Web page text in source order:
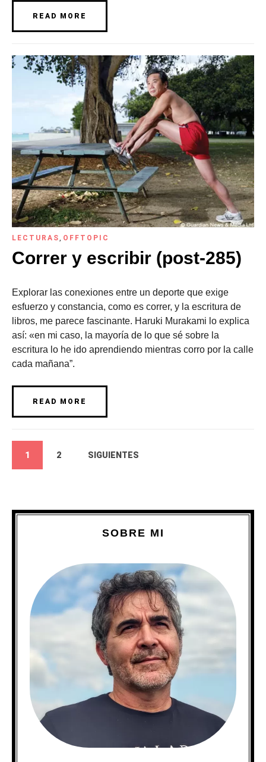
READ MORE
LECTURAS OFFTOPIC
Correr y escribir (post-285)
Explorar las conexiones entre un deporte que exige
esfuerzo y constancia, como es correr, y la escritura de
libros, me parece fascinante. Haruki Murakami lo explica
así: «en mi caso, la mayoría de lo que sé sobre la
escritura lo he ido aprendiendo mientras corro por la calle
cada mañana”.
READ MORE
1 2 SIGUIENTES
SOBRE MI